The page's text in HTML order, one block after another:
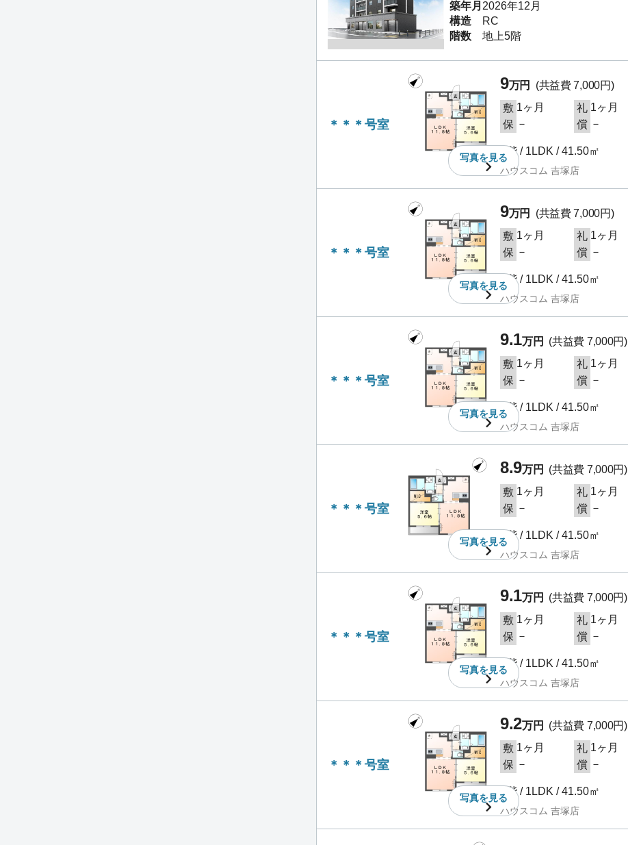
築年月 2026年12月
構造
RC
階数
地上5階
＊＊＊号室
写真を見る
9万円
(共益費 7,000円)
敷 1ヶ月 礼 1ヶ月
保 － 償 －
2階 / 1LDK / 41.50㎡
ハウスコム 吉塚店
＊＊＊号室
写真を見る
9万円
(共益費 7,000円)
敷 1ヶ月 礼 1ヶ月
保 － 償 －
2階 / 1LDK / 41.50㎡
ハウスコム 吉塚店
＊＊＊号室
写真を見る
9.1万円
(共益費 7,000円)
敷 1ヶ月 礼 1ヶ月
保 － 償 －
3階 / 1LDK / 41.50㎡
ハウスコム 吉塚店
＊＊＊号室
写真を見る
8.9万円
(共益費 7,000円)
敷 1ヶ月 礼 1ヶ月
保 － 償 －
3階 / 1LDK / 41.50㎡
ハウスコム 吉塚店
＊＊＊号室
写真を見る
9.1万円
(共益費 7,000円)
敷 1ヶ月 礼 1ヶ月
保 － 償 －
3階 / 1LDK / 41.50㎡
ハウスコム 吉塚店
＊＊＊号室
写真を見る
9.2万円
(共益費 7,000円)
敷 1ヶ月 礼 1ヶ月
保 － 償 －
4階 / 1LDK / 41.50㎡
ハウスコム 吉塚店